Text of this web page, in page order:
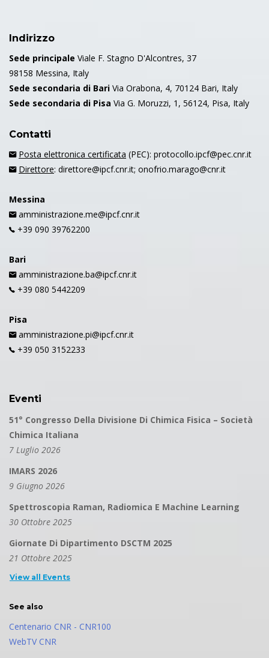
Indirizzo
Sede principale Viale F. Stagno D'Alcontres, 37
98158 Messina, Italy
Sede secondaria di Bari Via Orabona, 4, 70124 Bari, Italy
Sede secondaria di Pisa Via G. Moruzzi, 1, 56124, Pisa, Italy
Contatti
Posta elettronica certificata (PEC): protocollo.ipcf@pec.cnr.it
Direttore: direttore@ipcf.cnr.it; onofrio.marago@cnr.it
Messina
amministrazione.me@ipcf.cnr.it
+39 090 39762200
Bari
amministrazione.ba@ipcf.cnr.it
+39 080 5442209
Pisa
amministrazione.pi@ipcf.cnr.it
+39 050 3152233
Eventi
51° Congresso Della Divisione Di Chimica Fisica – Società
Chimica Italiana
7 Luglio 2026
IMARS 2026
9 Giugno 2026
Spettroscopia Raman, Radiomica E Machine Learning
30 Ottobre 2025
Giornate Di Dipartimento DSCTM 2025
21 Ottobre 2025
View all Events
See also
Centenario CNR - CNR100
WebTV CNR